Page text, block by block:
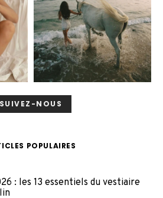
SUIVEZ-NOUS
POPULAIRES
: les 13 essentiels du vestiaire